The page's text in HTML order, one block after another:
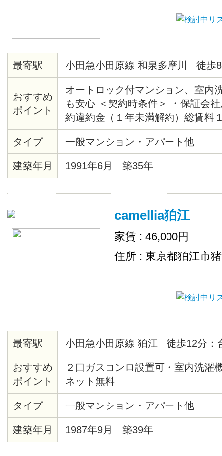
最寄駅 小田急小田原線 和泉多摩川 徒歩
おすすめ
ポイント
オートロック付マンション、室内
も安心 ＜契約時条件＞ ・保証会
約違約金（１年未満解約）総賃料
清掃代35,000円（税別）契約時徴
タイプ
一般マンション・アパート他
建築年月 1991年6月 築35年
camellia狛江
家賃 : 46,000円
住所 : 東京都狛江市
最寄駅 小田急小田原線 狛江 徒歩12分：
おすすめ
ポイント
２口ガスコンロ設置可・室内洗濯
ネット無料
タイプ 一般マンション・アパート他
建築年月 1987年9月 築39年